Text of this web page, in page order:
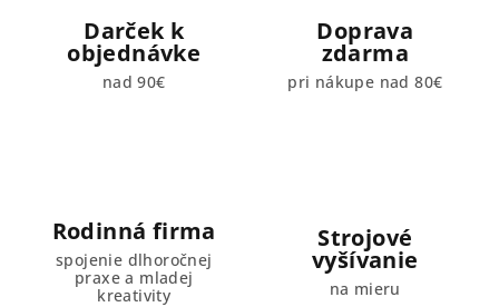
Darček k
objednávke
nad 90€
Doprava
zdarma
pri nákupe nad 80€
Rodinná firma
spojenie dlhoročnej
praxe a mladej
kreativity
Strojové
vyšívanie
na mieru